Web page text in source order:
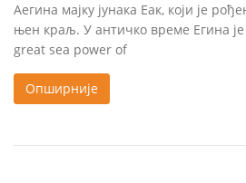
Аегина мајку јунака Еак, који је
њен краљ. У античко време Егина
great sea power of
Опширније